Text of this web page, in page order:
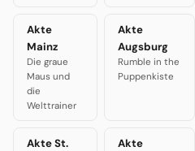
Akte
Mainz
Die graue
Maus und
die
Welttrainer
Akte
Augsburg
Rumble in the
Puppenkiste
Akte St.
Akte